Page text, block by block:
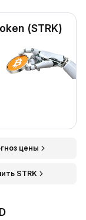
(STRK)
цены
STRK